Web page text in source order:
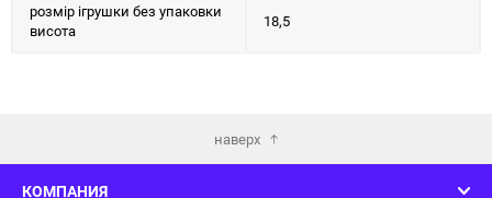
розмір ігрушки без упаковки
висота
18,5
наверх
КОМПАНИЯ